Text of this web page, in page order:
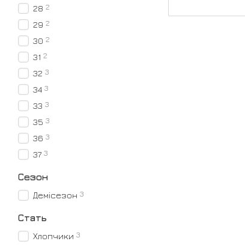
28 2
29 2
30 2
31 2
32 3
34 3
33 3
35 3
36 3
37 3
Сезон
Демісезон 3
Стать
Хлопчики 3